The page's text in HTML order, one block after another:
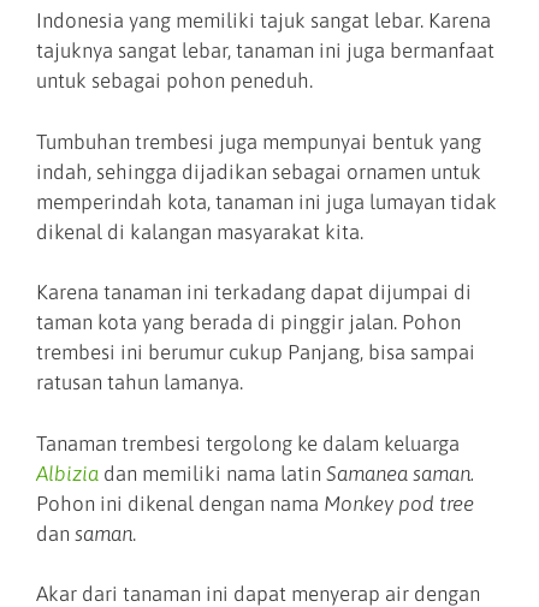
Indonesia yang memiliki tajuk sangat lebar. Karena
tajuknya sangat lebar, tanaman ini juga bermanfaat
untuk sebagai pohon peneduh.
Tumbuhan trembesi juga mempunyai bentuk yang
indah, sehingga dijadikan sebagai ornamen untuk
memperindah kota, tanaman ini juga lumayan tidak
dikenal di kalangan masyarakat kita.
Karena tanaman ini terkadang dapat dijumpai di
taman kota yang berada di pinggir jalan. Pohon
trembesi ini berumur cukup Panjang, bisa sampai
ratusan tahun lamanya.
Tanaman trembesi tergolong ke dalam keluarga
Albizia dan memiliki nama latin Samanea saman.
Pohon ini dikenal dengan nama Monkey pod tree
dan saman.
Akar dari tanaman ini dapat menyerap air dengan